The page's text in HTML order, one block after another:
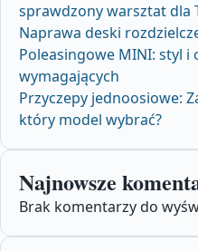
sprawdzony warsztat dla
Naprawa deski
Poleasingowe MINI: styl i
wymagających
Przyczepy jednoosiowe:
który model wybrać?
Najnowsze
Brak komentarzy do